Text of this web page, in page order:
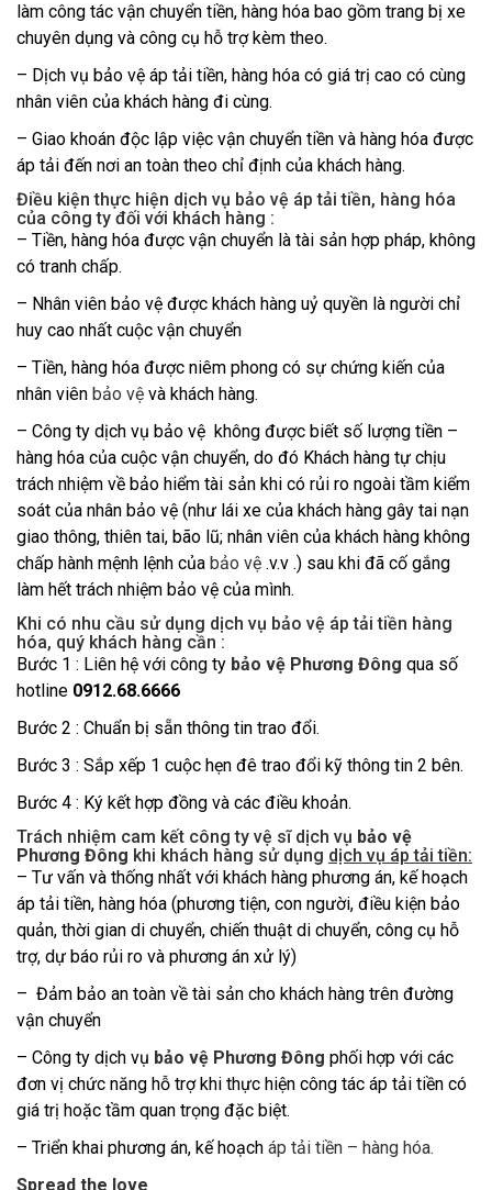
làm công tác vận chuyển tiền, hàng hóa bao gồm trang bị xe
chuyên dụng và công cụ hỗ trợ kèm theo.
– Dịch vụ bảo vệ áp tải tiền, hàng hóa có giá trị cao có cùng
nhân viên của khách hàng đi cùng.
– Giao khoán độc lập việc vận chuyển tiền và hàng hóa được
áp tải đến nơi an toàn theo chỉ định của khách hàng.
Điều kiện thực hiện dịch vụ bảo vệ áp tải tiền, hàng hóa
của công ty đối với khách hàng :
– Tiền, hàng hóa được vận chuyển là tài sản hợp pháp, không
có tranh chấp.
– Nhân viên bảo vệ được khách hàng uỷ quyền là người chỉ
huy cao nhất cuộc vận chuyển
– Tiền, hàng hóa được niêm phong có sự chứng kiến của
nhân viên bảo vệ và khách hàng.
– Công ty dịch vụ bảo vệ không được biết số lượng tiền –
hàng hóa của cuộc vận chuyển, do đó Khách hàng tự chịu
trách nhiệm về bảo hiểm tài sản khi có rủi ro ngoài tầm kiểm
soát của nhân bảo vệ (như lái xe của khách hàng gây tai nạn
giao thông, thiên tai, bão lũ; nhân viên của khách hàng không
chấp hành mệnh lệnh của bảo vệ .v.v .) sau khi đã cố gắng
làm hết trách nhiệm bảo vệ của mình.
Khi có nhu cầu sử dụng dịch vụ bảo vệ áp tải tiền hàng
hóa, quý khách hàng cần :
Bước 1 : Liên hệ với công ty bảo vệ Phương Đông qua số
hotline 0912.68.6666
Bước 2 : Chuẩn bị sẵn thông tin trao đổi.
Bước 3 : Sắp xếp 1 cuộc hẹn đê trao đổi kỹ thông tin 2 bên.
Bước 4 : Ký kết hợp đồng và các điều khoản.
Trách nhiệm cam kết công ty vệ sĩ dịch vụ bảo vệ
Phương Đông khi khách hàng sử dụng dịch vụ áp tải tiền:
– Tư vấn và thống nhất với khách hàng phương án, kế hoạch
áp tải tiền, hàng hóa (phương tiện, con người, điều kiện bảo
quản, thời gian di chuyển, chiến thuật di chuyển, công cụ hỗ
trợ, dự báo rủi ro và phương án xử lý)
– Đảm bảo an toàn về tài sản cho khách hàng trên đường
vận chuyển
– Công ty dịch vụ bảo vệ Phương Đông phối hợp với các
đơn vị chức năng hỗ trợ khi thực hiện công tác áp tải tiền có
giá trị hoặc tầm quan trọng đặc biệt.
– Triển khai phương án, kế hoạch áp tải tiền – hàng hóa.
Spread the love